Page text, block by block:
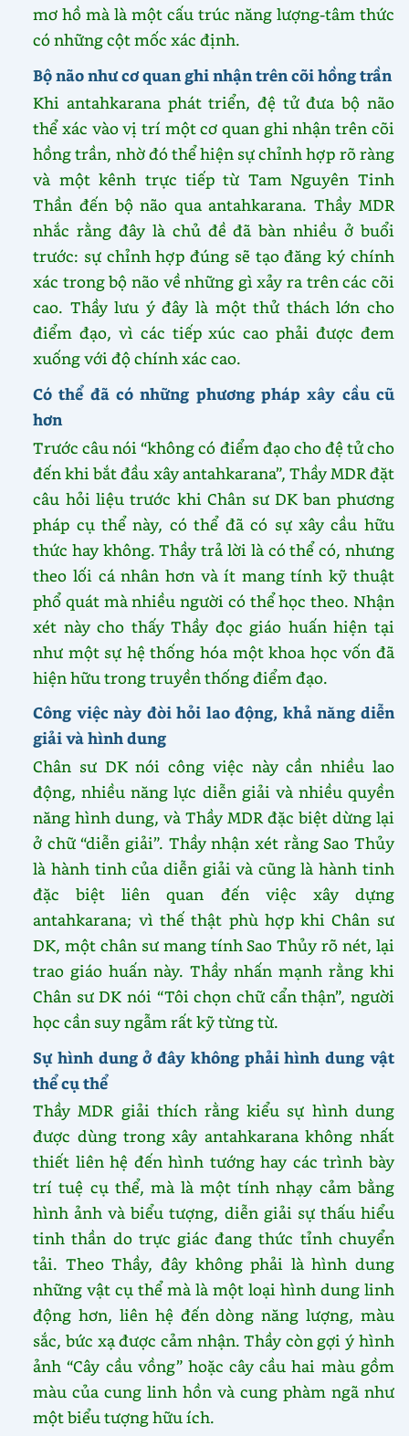
mơ hồ mà là một cấu trúc năng lượng-tâm thức
có những cột mốc xác định.
Bộ não như cơ quan ghi nhận trên cõi hồng trần
Khi antahkarana phát triển, đệ tử đưa bộ não
thể xác vào vị trí một cơ quan ghi nhận trên cõi
hồng trần, nhờ đó thể hiện sự chỉnh hợp rõ ràng
và một kênh trực tiếp từ Tam Nguyên Tinh
Thần đến bộ não qua antahkarana. Thầy MDR
nhắc rằng đây là chủ đề đã bàn nhiều ở buổi
trước: sự chỉnh hợp đúng sẽ tạo đăng ký chính
xác trong bộ não về những gì xảy ra trên các cõi
cao. Thầy lưu ý đây là một thử thách lớn cho
điểm đạo, vì các tiếp xúc cao phải được đem
xuống với độ chính xác cao.
Có thể đã có những phương pháp xây cầu cũ
hơn
Trước câu nói “không có điểm đạo cho đệ tử cho
đến khi bắt đầu xây antahkarana”, Thầy MDR đặt
câu hỏi liệu trước khi Chân sư DK ban phương
pháp cụ thể này, có thể đã có sự xây cầu hữu
thức hay không. Thầy trả lời là có thể có, nhưng
theo lối cá nhân hơn và ít mang tính kỹ thuật
phổ quát mà nhiều người có thể học theo. Nhận
xét này cho thấy Thầy đọc giáo huấn hiện tại
như một sự hệ thống hóa một khoa học vốn đã
hiện hữu trong truyền thống điểm đạo.
Công việc này đòi hỏi lao động, khả năng diễn
giải và hình dung
Chân sư DK nói công việc này cần nhiều lao
động, nhiều năng lực diễn giải và nhiều quyền
năng hình dung, và Thầy MDR đặc biệt dừng lại
ở chữ “diễn giải”. Thầy nhận xét rằng Sao Thủy
là hành tinh của diễn giải và cũng là hành tinh
đặc biệt liên quan đến việc xây dựng
antahkarana; vì thế thật phù hợp khi Chân sư
DK, một chân sư mang tính Sao Thủy rõ nét, lại
trao giáo huấn này. Thầy nhấn mạnh rằng khi
Chân sư DK nói “Tôi chọn chữ cẩn thận”, người
học cần suy ngẫm rất kỹ từng từ.
Sự hình dung ở đây không phải hình dung vật
thể cụ thể
Thầy MDR giải thích rằng kiểu sự hình dung
được dùng trong xây antahkarana không nhất
thiết liên hệ đến hình tướng hay các trình bày
trí tuệ cụ thể, mà là một tính nhạy cảm bằng
hình ảnh và biểu tượng, diễn giải sự thấu hiểu
tinh thần do trực giác đang thức tỉnh chuyển
tải. Theo Thầy, đây không phải là hình dung
những vật cụ thể mà là một loại hình dung linh
động hơn, liên hệ đến dòng năng lượng, màu
sắc, bức xạ được cảm nhận. Thầy còn gợi ý hình
ảnh “Cây cầu vồng” hoặc cây cầu hai màu gồm
màu của cung linh hồn và cung phàm ngã như
một biểu tượng hữu ích.